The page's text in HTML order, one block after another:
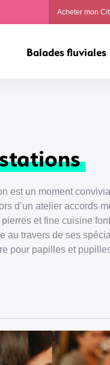
Acheter mon
Balades fluviales
est un moment
d’un atelier accords
et fine cuisine
au travers de ses
pour papilles et